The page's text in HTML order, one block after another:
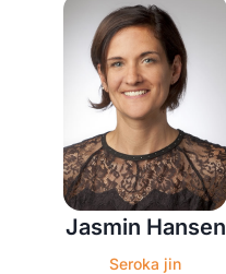
Jasmin Hansen
Seroka jin